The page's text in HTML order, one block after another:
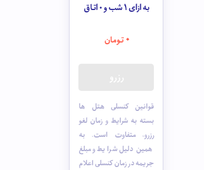
به ازای 1 شب و
0اتاق
0تومان
قوانین کنسلی هتل ها
بسته به شرایط و زمان لغو
رزرو، متفاوت است. به
همین دلیل شرایط و مبلغ
جریمه در زمان کنسلی اعلام